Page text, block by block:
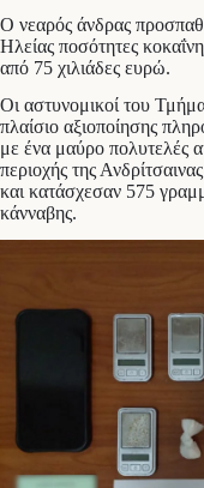
Ο νεαρός άνδρας
Ηλείας ποσότητες
από 75 χιλιάδες ευρώ.
Οι αστυνομικοί του
πλαίσιο αξιοποίησης
με ένα μαύρο πολυτελές
περιοχής της
και κατάσχεσαν 575
κάνναβης.